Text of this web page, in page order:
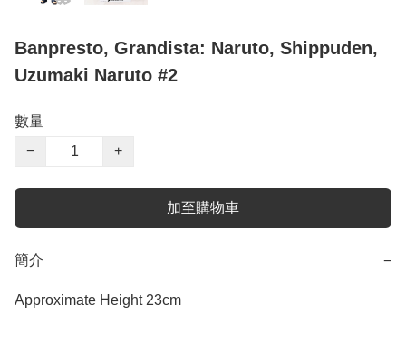
Banpresto, Grandista: Naruto, Shippuden,
Uzumaki Naruto #2
數量
−
+
加至購物車
簡介 −
Approximate Height 23cm